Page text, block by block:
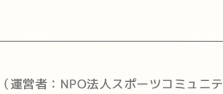
運営者：NPO法人スポーツコミュニ